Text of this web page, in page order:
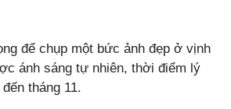
để chụp một bức ảnh đẹp ở vịnh
ánh sáng tự nhiên, thời điểm lý
tháng 11.